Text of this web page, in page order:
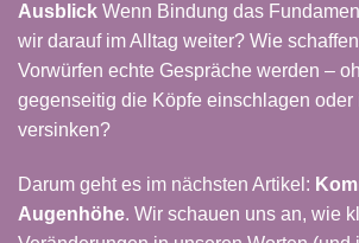
Ausblick Wenn Bindung das
wir darauf im Alltag weiter? Wie
Vorwürfen echte Gespräche werden –
gegenseitig die Köpfe einschlagen
versinken?
Darum geht es im nächsten Artikel :
Augenhöhe. Wir schauen uns an, wie